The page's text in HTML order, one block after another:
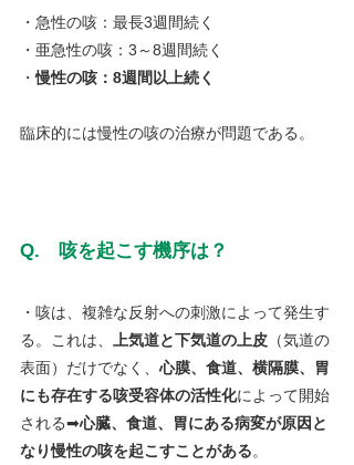
・急性の咳：最長3週間続く
・亜急性の咳：3～8週間続く
・慢性の咳：8週間以上続く
臨床的には慢性の咳の治療が問題である。
Q.　咳を起こす機序は？
・咳は、複雑な反射への刺激によって発生す
る。これは、
上気道と下気道の上皮 （気道の
表面）だけでなく、 心膜、食道、横隔膜、胃
にも存在する咳受容体の活性化によって開始
される➡心臓、食道、胃にある病変が原因と
なり慢性の咳を起こすことがある。